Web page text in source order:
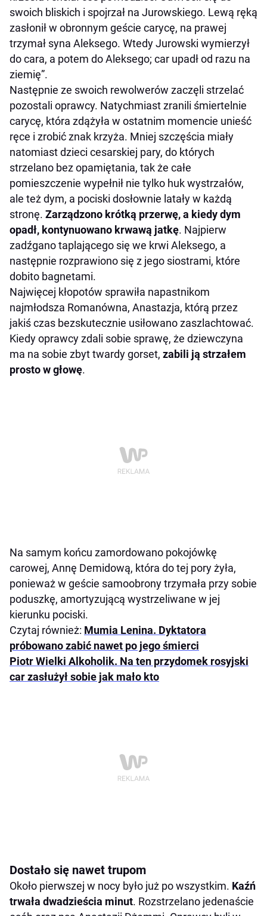
swoich bliskich i spojrzał na Jurowskiego. Lewą ręką
zasłonił w obronnym geście carycę, na prawej
trzymał syna Aleksego. Wtedy Jurowski wymierzył
do cara, a potem do Aleksego; car upadł od razu na
ziemię”.
Następnie ze swoich rewolwerów zaczęli strzelać
pozostali oprawcy. Natychmiast zranili śmiertelnie
carycę, która zdążyła w ostatnim momencie unieść
ręce i zrobić znak krzyża. Mniej szczęścia miały
natomiast dzieci cesarskiej pary, do których
strzelano bez opamiętania, tak że całe
pomieszczenie wypełnił nie tylko huk wystrzałów,
ale też dym, a pociski dosłownie latały w każdą
stronę. Zarządzono krótką przerwę, a kiedy dym
opadł, kontynuowano krwawą jatkę. Najpierw
zadźgano taplającego się we krwi Aleksego, a
następnie rozprawiono się z jego siostrami, które
dobito bagnetami.
Najwięcej kłopotów sprawiła napastnikom
najmłodsza Romanówna, Anastazja, którą przez
jakiś czas bezskutecznie usiłowano zaszlachtować.
Kiedy oprawcy zdali sobie sprawę, że dziewczyna
ma na sobie zbyt twardy gorset, zabili ją strzałem
prosto w głowę.
Na samym końcu zamordowano pokojówkę
carowej, Annę Demidową, która do tej pory żyła,
ponieważ w geście samoobrony trzymała przy sobie
poduszkę, amortyzującą wystrzeliwane w jej
kierunku pociski.
Czytaj również: Mumia Lenina. Dyktatora
próbowano zabić nawet po jego śmierci
Piotr Wielki Alkoholik. Na ten przydomek rosyjski
car zasłużył sobie jak mało kto
Dostało się nawet trupom
Około pierwszej w nocy było już po wszystkim. Kaźń
trwała dwadzieścia minut. Rozstrzelano jedenaście